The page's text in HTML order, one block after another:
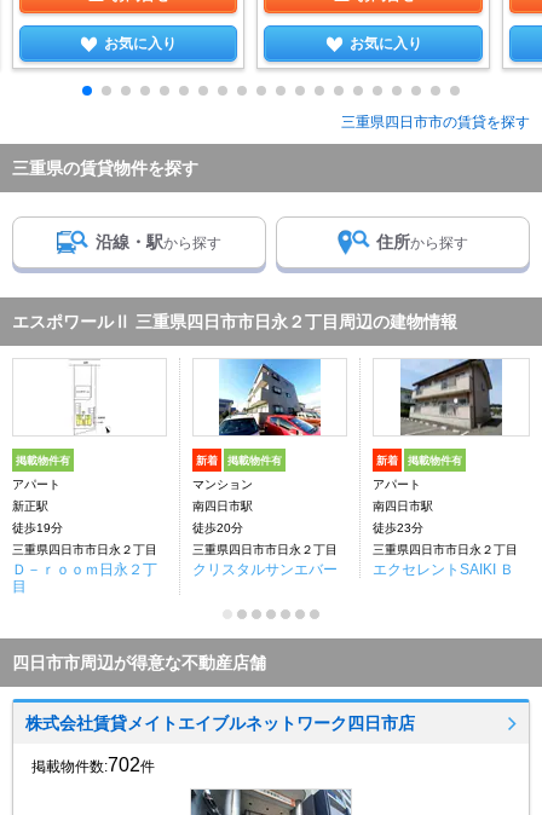
お気に入り お気に入り
三重県四日市市の賃貸を探す
三重県の賃貸物件を探す
沿線・駅から探す 住所から探す
エスポワールⅡ 三重県四日市市日永２丁目周辺の建物情報
掲載物件有
アパート
新正駅
徒歩19分
三重県四日市市日永２丁目
Ｄ－ｒｏｏｍ日永２丁
目
新着 掲載物件有
マンション
南四日市駅
徒歩20分
三重県四日市市日永２丁目
クリスタルサンエバー
新着 掲載物件有
アパート
南四日市駅
徒歩23分
三重県四日市市日永２丁目
エクセレントSAIKI Ｂ
四日市市周辺が得意な不動産店舗
株式会社賃貸メイトエイブルネットワーク四日市店
掲載物件数:702件